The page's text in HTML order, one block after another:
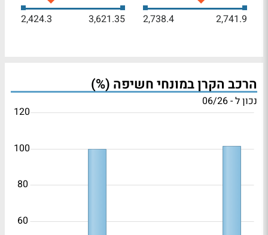
2,741.9
2,738.4
3,621.35
2,424.3
הרכב הקרן במונחי חשיפה (%)
נכון ל - 06/26
60
80
100
120